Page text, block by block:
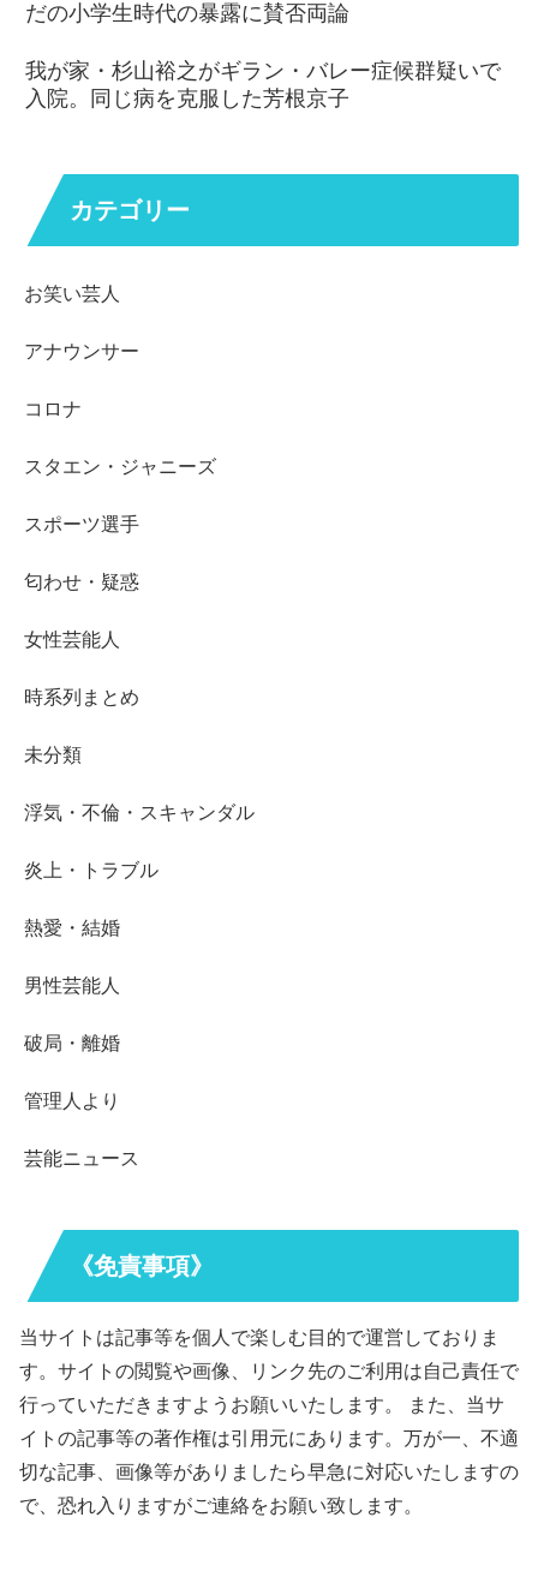
だの小学生時代の暴露に賛否両論
我が家・杉山裕之がギラン・バレー症候群疑いで
入院。同じ病を克服した芳根京子
カテゴリー
お笑い芸人
アナウンサー
コロナ
スタエン・ジャニーズ
スポーツ選手
匂わせ・疑惑
女性芸能人
時系列まとめ
未分類
浮気・不倫・スキャンダル
炎上・トラブル
熱愛・結婚
男性芸能人
破局・離婚
管理人より
芸能ニュース
《免責事項》
当サイトは記事等を個人で楽しむ目的で運営しておりま
す。サイトの閲覧や画像、リンク先のご利用は自己責任で
行っていただきますようお願いいたします。 また、当サ
イトの記事等の著作権は引用元にあります。万が一、不適
切な記事、画像等がありましたら早急に対応いたしますの
で、恐れ入りますがご連絡をお願い致します。